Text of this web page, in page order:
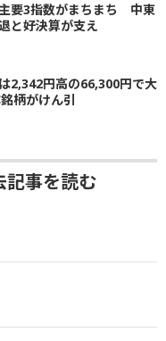
主要3指数がまちまち 中東
と好決算が支え
2,342円高の66,300円で大
柄がけん引
記事を読む